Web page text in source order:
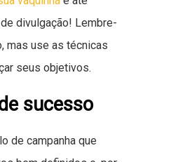
de divulgação! Lembre-
mas use as técnicas
seus objetivos.
sucesso
de campanha que